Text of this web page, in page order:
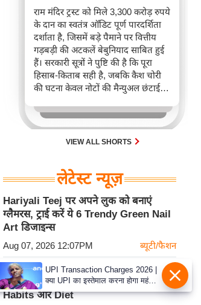
राम मंदिर ट्रस्ट को मिले 3,300 करोड़ रुपये
के दान का स्वतंत्र ऑडिट पूर्ण पारदर्शिता
दर्शाता है, जिसमें बड़े पैमाने पर वित्तीय
गड़बड़ी की अटकलें बेबुनियाद साबित हुई
हैं। सरकारी सूत्रों ने पुष्टि की है कि पूरा
हिसाब-किताब सही है, जबकि कैश चोरी
की घटना केवल नोटों की मैन्युअल छंटाई के
जो मुख्य खातों से संबंधित नहीं है। यह
ऑडिट राम मंदिर के लिए प्राप्त धनराशि के
उचित प्रबंधन को सुनिश्चित करता है।
VIEW ALL SHORTS
लेटेस्ट न्यूज़
Hariyali Teej पर अपने लुक को बनाएं
ग्लैमरस, ट्राई करें ये 6 Trendy Green Nail
Art डिजाइन्स
Aug 07, 2026 12:07PM ब्यूटी/फैशन
Monsoon Health Tips: सावन में कमजोर
Digestion को दुरुस्त रखेंगे ये Food
Habits और Diet
UPI Transaction Charges 2026 |
क्या UPI का इस्तेमाल करना होगा महंगा?
जानें नए संशोधन बिल और वित्त मंत्री